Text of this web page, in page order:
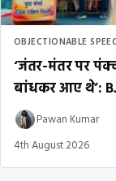
OBJECTIONABLE
‘जंतर-मंतर पर
बांधकर आए थे’:
Pawan Kumar
4th August 2026